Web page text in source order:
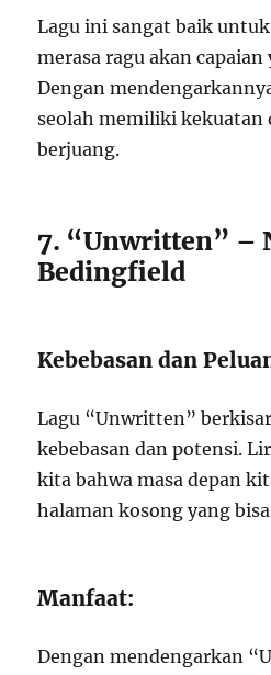
Lagu ini sangat baik
merasa ragu akan capaian
Dengan
seolah memiliki kekuatan
berjuang.
7. “Unwritten” –
Bedingfield
Kebebasan dan
Lagu “Unwritten”
kebebasan dan potensi.
kita bahwa masa depan
halaman kosong yang
Manfaat:
Dengan mendengarkan